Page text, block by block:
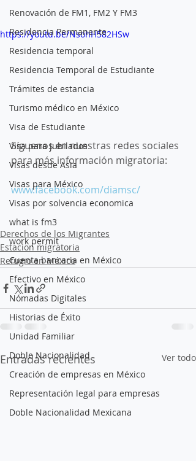
Renovación de FM1, FM2 Y FM3
Residencia Permanente
Residencia temporal
Residencia Temporal de Estudiante
Trámites de estancia
Turismo médico en México
Visa de Estudiante
Visa para jubilados
Visas desde Asia
Visas para México
Visas por solvencia economica
what is fm3
work permit
Cuenta bancaria en México
Efectivo en México
Nómadas Digitales
Historias de Éxito
Unidad Familiar
Doble Nacionalidad
Creación de empresas en México
Representación legal para empresas
Doble Nacionalidad Mexicana
https://youtu.be/NsohH582HSw
Síguenos en nuestras redes sociales
para más información migratoria:
www.facebook.com/diamsc/
Derechos de los Migrantes
Estacion migratoria
Refugio en México
Entradas recientes Ver todo